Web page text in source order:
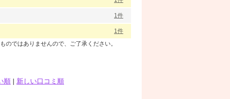
1件
1件
ではありませんので、ご了承ください。
順 | 新しい口コミ順